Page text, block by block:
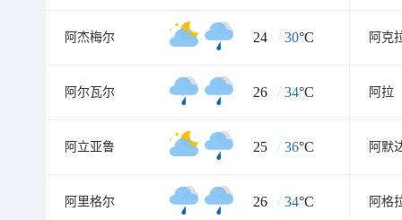
阿杰梅尔 24 / 30°C 阿克
阿尔瓦尔 26 / 34°C 阿拉
阿立亚鲁 25 / 36°C 阿默
阿里格尔 26 / 34°C 阿格